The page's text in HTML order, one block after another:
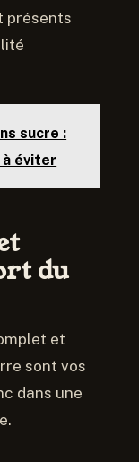
présents
sucre :
éviter
du
et
sont vos
dans une